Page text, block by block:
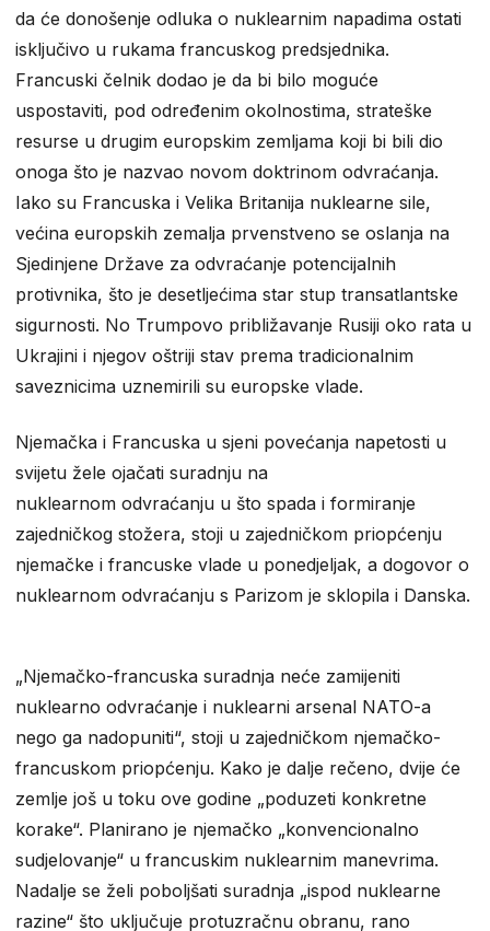
da će donošenje odluka o nuklearnim napadima ostati
isključivo u rukama francuskog predsjednika.
Francuski čelnik dodao je da bi bilo moguće
uspostaviti, pod određenim okolnostima, strateške
resurse u drugim europskim zemljama koji bi bili dio
onoga što je nazvao novom doktrinom odvraćanja.
Iako su Francuska i Velika Britanija nuklearne sile,
većina europskih zemalja prvenstveno se oslanja na
Sjedinjene Države za odvraćanje potencijalnih
protivnika, što je desetljećima star stup transatlantske
sigurnosti. No Trumpovo približavanje Rusiji oko rata u
Ukrajini i njegov oštriji stav prema tradicionalnim
saveznicima uznemirili su europske vlade.
Njemačka i Francuska u sjeni povećanja napetosti u
svijetu žele ojačati suradnju na
nuklearnom odvraćanju u što spada i formiranje
zajedničkog stožera, stoji u zajedničkom priopćenju
njemačke i francuske vlade u ponedjeljak, a dogovor o
nuklearnom odvraćanju s Parizom je sklopila i Danska.
„Njemačko-francuska suradnja neće zamijeniti
nuklearno odvraćanje i nuklearni arsenal NATO-a
nego ga nadopuniti“, stoji u zajedničkom njemačko-
francuskom priopćenju. Kako je dalje rečeno, dvije će
zemlje još u toku ove godine „poduzeti konkretne
korake“. Planirano je njemačko „konvencionalno
sudjelovanje“ u francuskim nuklearnim manevrima.
Nadalje se želi poboljšati suradnja „ispod nuklearne
razine“ što uključuje protuzračnu obranu, rano